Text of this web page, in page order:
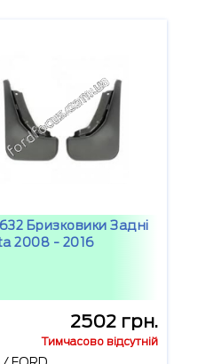
Бризковики Задні
2008 - 2016
2502 грн.
Тимчасово відсутній